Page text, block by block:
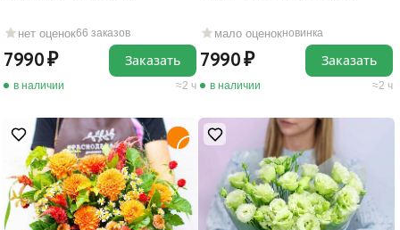
нет оценок66 заказов
7990
в наличии 2 ч
Заказать
мало оценокновинка
7990
в наличии 2 ч
Заказать